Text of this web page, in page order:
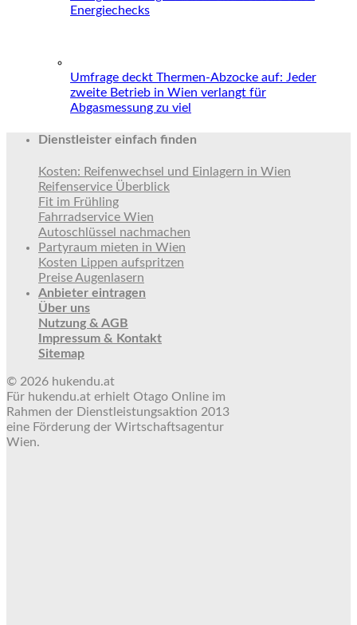
Energiechecks
Umfrage deckt Thermen-Abzocke auf: Jeder
zweite Betrieb in Wien verlangt für
Abgasmessung zu viel
Dienstleister einfach finden
Kosten: Reifenwechsel und Einlagern in Wien
Reifenservice Überblick
Fit im Frühling
Fahrradservice Wien
Autoschlüssel nachmachen
Partyraum mieten in Wien
Kosten Lippen aufspritzen
Preise Augenlasern
Anbieter eintragen
Über uns
Nutzung & AGB
Impressum & Kontakt
Sitemap
© 2026 hukendu.at
Für hukendu.at erhielt Otago Online im
Rahmen der Dienstleistungsaktion 2013
eine Förderung der Wirtschaftsagentur
Wien.